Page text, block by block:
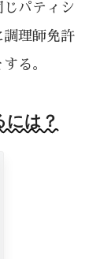
パティシ
調理師免許
る。
は？